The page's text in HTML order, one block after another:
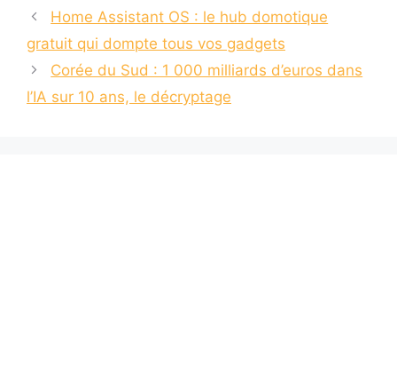
Home Assistant OS : le hub domotique
gratuit qui dompte tous vos gadgets
Corée du Sud : 1 000 milliards d’euros dans
l’IA sur 10 ans, le décryptage